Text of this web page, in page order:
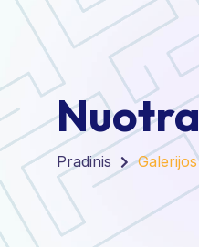
Pradinis Galerijos